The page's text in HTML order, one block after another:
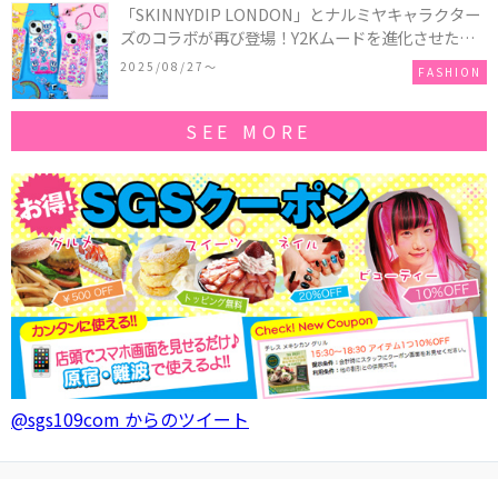
「SKINNYDIP LONDON」とナルミヤキャラクター
ズのコラボが再び登場！Y2Kムードを進化させた新
作コレクションを発売♪
2025/08/27〜 FASHION
SEE MORE
@sgs109com からのツイート